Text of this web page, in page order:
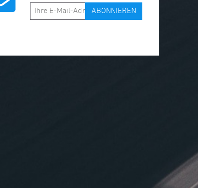
ABONNIEREN